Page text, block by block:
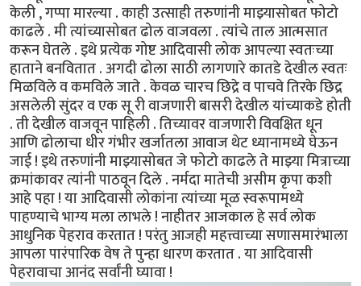
केली , गप्पा मारल्या . काही उत्साही तरुणांनी माझ्यासोबत फोटो
काढले . मी त्यांच्यासोबत ढोल वाजवला . त्यांचे ताल आत्मसात
करून घेतले . इथे प्रत्येक गोष्ट आदिवासी लोक आपल्या स्वतःच्या
हाताने बनवितात . अगदी ढोला साठी लागणारे कातडे देखील स्वतः
मिळविले व कमविले जाते . केवळ चारच छिद्रे व पाचवे तिरके छिद्र
असलेली सुंदर व एक सू री वाजणारी बासरी देखील यांच्याकडे होती
. ती देखील वाजवून पाहिली . तिच्यावर वाजणारी विवक्षित धून
आणि ढोलाचा धीर गंभीर खर्जातला आवाज थेट ध्यानामध्ये घेऊन
जाई ! इथे तरुणांनी माझ्यासोबत जे फोटो काढले ते माझ्या मित्राच्या
क्रमांकावर त्यांनी पाठवून दिले . नर्मदा मातेची असीम कृपा कशी
आहे पहा ! या आदिवासी लोकांना त्यांच्या मूळ स्वरूपामध्ये
पाहण्याचे भाग्य मला लाभले ! नाहीतर आजकाल हे सर्व लोक
आधुनिक पेहराव करतात ! परंतु आजही महत्त्वाच्या सणासमारंभाला
आपला पारंपारिक वेष ते पुन्हा धारण करतात . या आदिवासी
पेहरावाचा आनंद सर्वांनी घ्यावा !